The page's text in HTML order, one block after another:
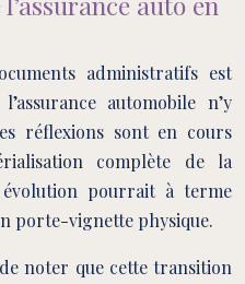
administratifs est
automobile n’y
réflexions sont en cours
complète de la
évolution pourrait à terme
porte-vignette physique.
noter que cette transition